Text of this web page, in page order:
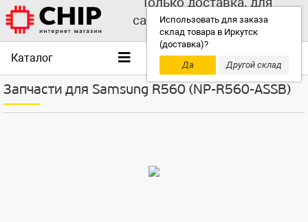
Использовать для заказа
склад товара в Иркутск
(доставка)?
Да
Другой склад
самовывоза выбирайте
другой склад!
Каталог
Запчасти для Samsung R560 (NP-R560-ASSB)